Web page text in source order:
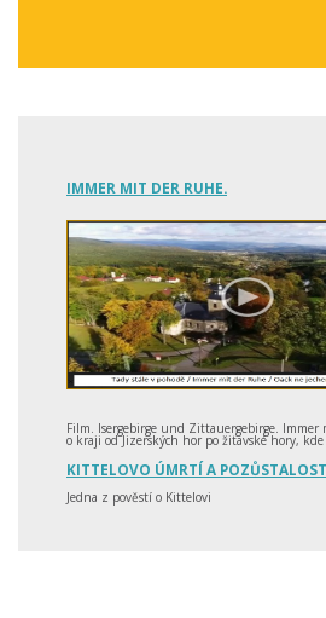
IMMER MIT DER RUHE.
Film. Isergebirge und Zittauergebirge.
o kraji od Jizerských hor po žitavské hory,
KITTELOVO ÚMRTÍ A
Jedna z pověstí o Kittelovi